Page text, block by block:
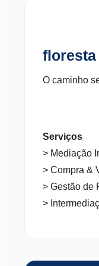
floresta
O caminho
Serviços
> Mediação
> Compra &
> Gestão de
>